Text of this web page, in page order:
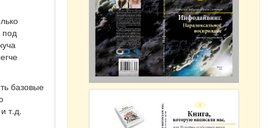
под
базовые
т.д.